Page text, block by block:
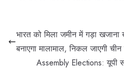
भारत को मिला जमीन में गड़ा
बनाएगा मालामाल, निकल जाएगी
Assembly Elections: यूपी